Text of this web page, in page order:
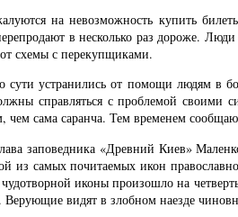
на невозможность купить
в несколько раз дороже.
схемы с перекупщиками.
сути устранились от помощи людям в
справляться с проблемой своими
чем сама саранча. Тем временем
заповедника «Древний Киев»
из самых почитаемых икон
иконы произошло на
видят в злобном наезде